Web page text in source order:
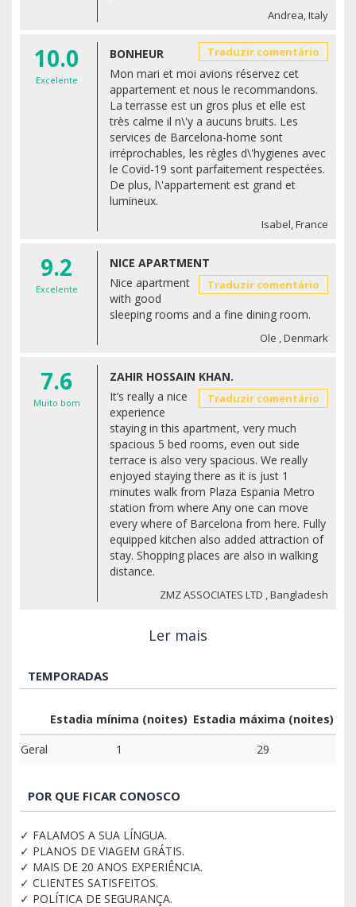
Andrea, Italy
10.0
Excelente
BONHEUR Traduzir comentário
Mon mari et moi avions réservez cet
appartement et nous le recommandons.
La terrasse est un gros plus et elle est
très calme il n\'y a aucuns bruits. Les
services de Barcelona-home sont
irréprochables, les règles d\'hygienes avec
le Covid-19 sont parfaitement respectées.
De plus, l\'appartement est grand et
lumineux.
Isabel, France
9.2
Excelente
NICE APARTMENT
Traduzir comentário
Nice apartment
with good
sleeping rooms and a fine dining room.
Ole , Denmark
7.6
Muito bom
ZAHIR HOSSAIN KHAN.
Traduzir comentário
It’s really a nice
experience
staying in this apartment, very much
spacious 5 bed rooms, even out side
terrace is also very spacious. We really
enjoyed staying there as it is just 1
minutes walk from Plaza Espania Metro
station from where Any one can move
every where of Barcelona from here. Fully
equipped kitchen also added attraction of
stay. Shopping places are also in walking
distance.
ZMZ ASSOCIATES LTD , Bangladesh
Ler mais
TEMPORADAS
Estadia mínima (noites) Estadia máxima (noites)
Geral
1 29
POR QUE FICAR CONOSCO
✓ FALAMOS A SUA LÍNGUA.
✓ PLANOS DE VIAGEM GRÁTIS.
✓ MAIS DE 20 ANOS EXPERIÊNCIA.
✓ CLIENTES SATISFEITOS.
✓ POLÍTICA DE SEGURANÇA.